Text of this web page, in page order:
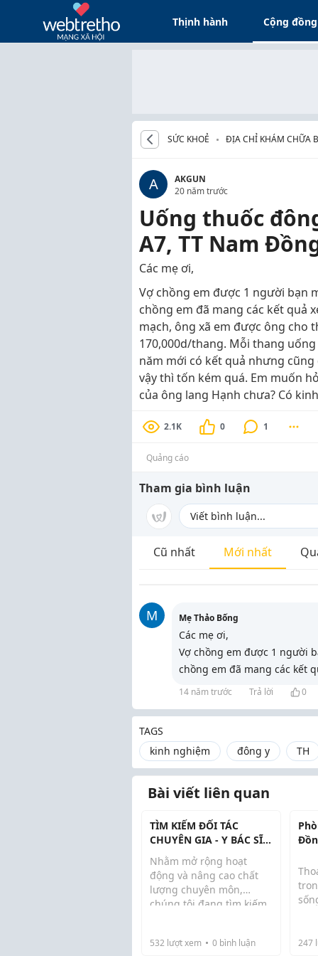
Thịnh hành Cộng đồng
SỨC KHOẺ ĐỊA CHỈ KHÁM CHỮA
A
AKGUN
20 năm trước
Uống thuốc
A7, TT Nam
Các mẹ ơi,
Vợ chồng em được 1 người bạn
chồng em đã mang các kết quả
mạch, ông xã em được ông cho
170,000d/thang. Mỗi thang
năm mới có kết quả nhưng
vậy thì tốn kém quá. Em muốn
của ông lang Hạnh chưa? Có
2.1K 0 1
Quảng cáo
Tham gia bình luận
Cũ nhất Mới nhất
M Mẹ Thảo Bống
Các mẹ ơi,
Vợ chồng em được 1 người
chồng em đã mang các kết
14 năm trước Trả lời 0
TAGS
kinh nghiệm
đông y TH
Bài viết liên quan
TÌM KIẾM ĐỐI TÁC
CHUYÊN GIA - Y BÁC SĨ
ĐỒNG HÀNH PHÁT
TRIỂN DỰ ÁN
Nhằm mở rộng hoạt
động và nâng cao chất
lượng chuyên môn,
chúng tôi đang tìm kiếm
dài trong các lĩnh vực:
Tham gia xây dựng nội
dung y ...
532 lượt xem 0 bình luận 247